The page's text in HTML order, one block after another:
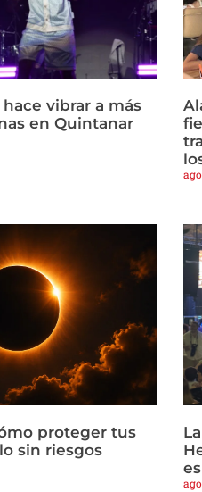
vibrar a más
en Quintanar
proteger tus
sin riesgos